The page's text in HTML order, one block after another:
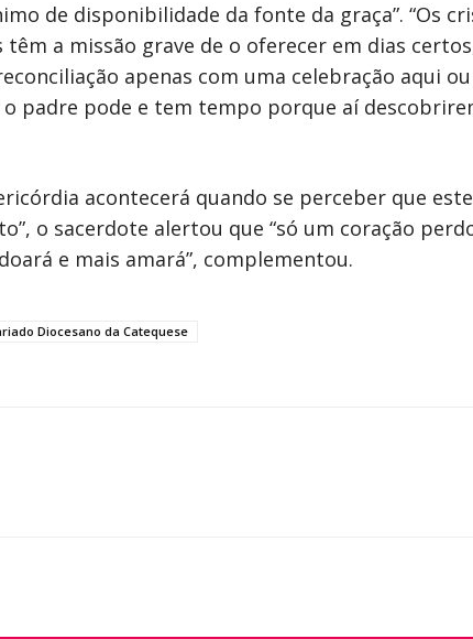
de disponibilidade da fonte da graça”. “Os
a missão grave de o oferecer em dias
apenas com uma celebração aqui
padre pode e tem tempo porque aí
acontecerá quando se perceber que
o sacerdote alertou que “só um coração
e mais amará”, complementou.
Diocesano da Catequese